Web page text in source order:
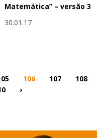
Matemática” – versão 3
30.01.17
106 107
108
›